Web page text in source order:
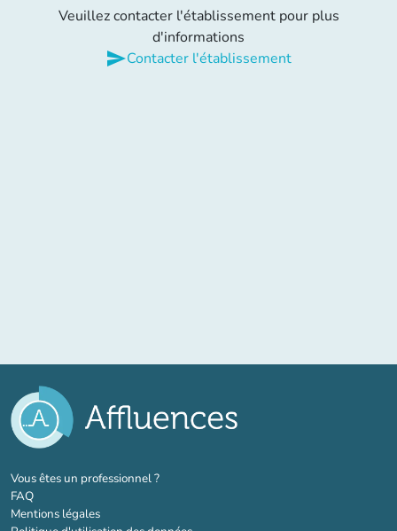
Veuillez contacter l'établissement pour plus
d'informations
sendContacter l'établissement
Vous êtes un professionnel ?(nouvel onglet)
FAQ
Mentions légales